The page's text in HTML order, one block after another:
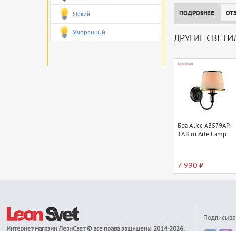
Яркий
Умеренный
ПОДРОБНЕЕ
ДРУГИЕ
Бра Alice A3579AP-
1AB от Arte Lamp
7 990 ₽
Интернет-магазинЛеонСвет© все права защищены 2014-2026.